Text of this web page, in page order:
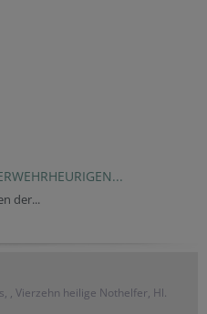
der...
, Vierzehn heilige Nothelfer, Hl.